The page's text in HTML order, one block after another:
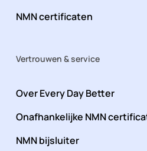
NMN certificaten
Vertrouwen & service
Over Every Day Better
Onafhankelijke NMN
NMN bijsluiter